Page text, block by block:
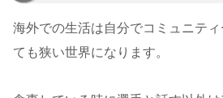
海外での生活は自分でコミュニテ
ても狭い世界になります。